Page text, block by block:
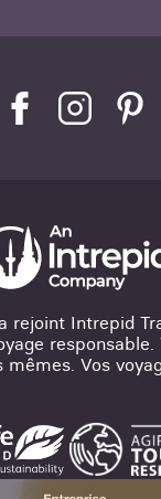
rejoint Intrepid
responsable.
Vos